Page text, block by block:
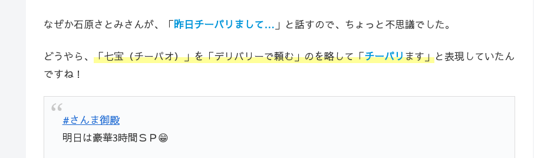
なぜか石原さとみさんが、「昨日チーパリまして… 」と話すので、ちょっと不思議でした。
どうやら、 「七宝（チーパオ）」を「デリバリーで頼む」のを略して「チーパリます」と表現していたん
ですね！
#さんま御殿
明日は豪華3時間ＳＰ😁